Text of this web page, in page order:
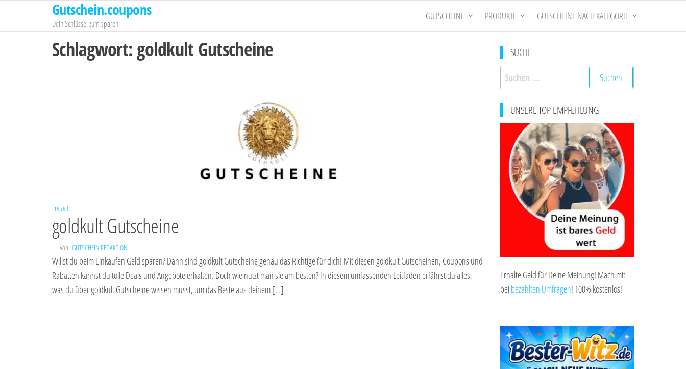
springen
Gutschein.coupons
Dein Schlüssel zum sparen
GUTSCHEINE PRODUKTE GUTSCHEINE NACH KATEGORIE
Schlagwort: goldkult Gutscheine
Freizeit
goldkult Gutscheine
Von GUTSCHEIN REDAKTION
Willst du beim Einkaufen Geld sparen? Dann sind goldkult Gutscheine genau das Richtige für dich! Mit diesen goldkult Gutscheinen, Coupons und
Rabatten kannst du tolle Deals und Angebote erhalten. Doch wie nutzt man sie am besten? In diesem umfassenden Leitfaden erfährst du alles,
was du über goldkult Gutscheine wissen musst, um das Beste aus deinem […]
SUCHE
Suchen
nach:
UNSERE TOP-EMPFEHLUNG
Erhalte Geld für Deine Meinung! Mach mit
beibezahlten Umfragen! 100% kostenlos!